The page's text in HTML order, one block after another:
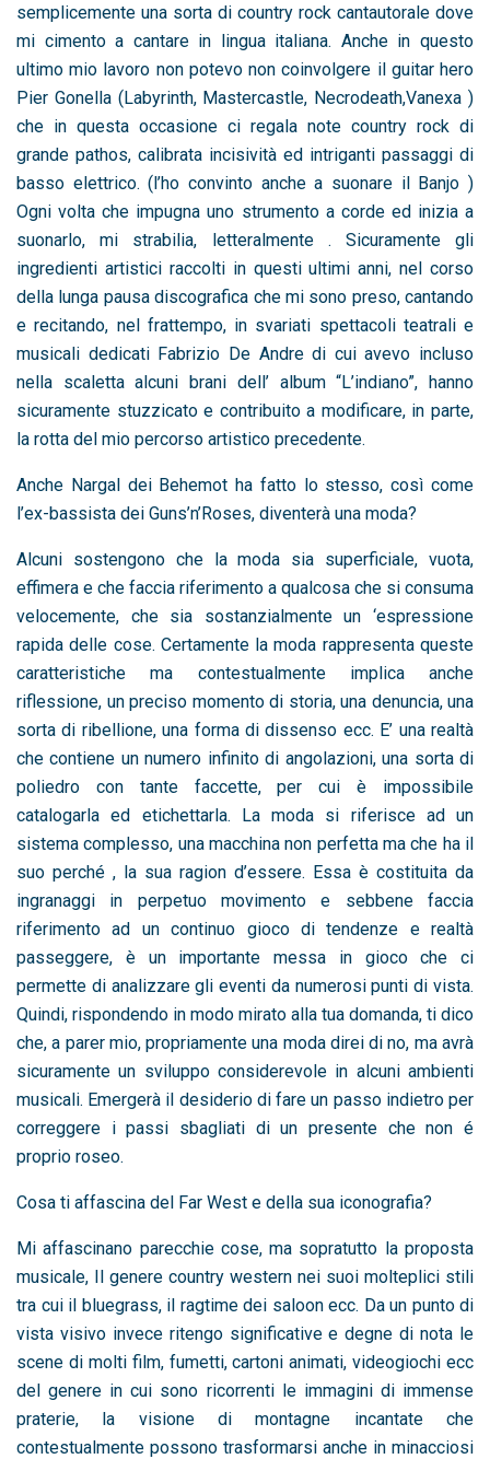
semplicemente una sorta di country rock cantautorale dove
mi cimento a cantare in lingua italiana. Anche in questo
ultimo mio lavoro non potevo non coinvolgere il guitar hero
Pier Gonella (Labyrinth, Mastercastle, Necrodeath,Vanexa )
che in questa occasione ci regala note country rock di
grande pathos, calibrata incisività ed intriganti passaggi di
basso elettrico. (l’ho convinto anche a suonare il Banjo )
Ogni volta che impugna uno strumento a corde ed inizia a
suonarlo, mi strabilia, letteralmente . Sicuramente gli
ingredienti artistici raccolti in questi ultimi anni, nel corso
della lunga pausa discografica che mi sono preso, cantando
e recitando, nel frattempo, in svariati spettacoli teatrali e
musicali dedicati Fabrizio De Andre di cui avevo incluso
nella scaletta alcuni brani dell’ album “L’indiano”, hanno
sicuramente stuzzicato e contribuito a modificare, in parte,
la rotta del mio percorso artistico precedente.
Anche Nargal dei Behemot ha fatto lo stesso, così come
l’ex-bassista dei Guns’n’Roses, diventerà una moda?
Alcuni sostengono che la moda sia superficiale, vuota,
effimera e che faccia riferimento a qualcosa che si consuma
velocemente, che sia sostanzialmente un ‘espressione
rapida delle cose. Certamente la moda rappresenta queste
caratteristiche ma contestualmente implica anche
riflessione, un preciso momento di storia, una denuncia, una
sorta di ribellione, una forma di dissenso ecc. E’ una realtà
che contiene un numero infinito di angolazioni, una sorta di
poliedro con tante faccette, per cui è impossibile
catalogarla ed etichettarla. La moda si riferisce ad un
sistema complesso, una macchina non perfetta ma che ha il
suo perché , la sua ragion d’essere. Essa è costituita da
ingranaggi in perpetuo movimento e sebbene faccia
riferimento ad un continuo gioco di tendenze e realtà
passeggere, è un importante messa in gioco che ci
permette di analizzare gli eventi da numerosi punti di vista.
Quindi, rispondendo in modo mirato alla tua domanda, ti dico
che, a parer mio, propriamente una moda direi di no, ma avrà
sicuramente un sviluppo considerevole in alcuni ambienti
musicali. Emergerà il desiderio di fare un passo indietro per
correggere i passi sbagliati di un presente che non é
proprio roseo.
Cosa ti affascina del Far West e della sua iconografia?
Mi affascinano parecchie cose, ma sopratutto la proposta
musicale, Il genere country western nei suoi molteplici stili
tra cui il bluegrass, il ragtime dei saloon ecc. Da un punto di
vista visivo invece ritengo significative e degne di nota le
scene di molti film, fumetti, cartoni animati, videogiochi ecc
del genere in cui sono ricorrenti le immagini di immense
praterie, la visione di montagne incantate che
contestualmente possono trasformarsi anche in minacciosi